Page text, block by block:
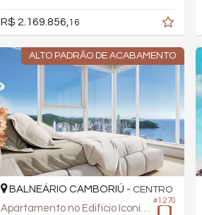
R$ 2.169.856, 16
ALTO PADRÃO DE ACABAMENTO
#1.270
BALNEÁRIO CAMBORIÚ - CENTRO
Apartamento no Edifício Iconic Tower